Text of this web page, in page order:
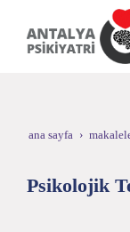
ana sayfa
Psikolojik